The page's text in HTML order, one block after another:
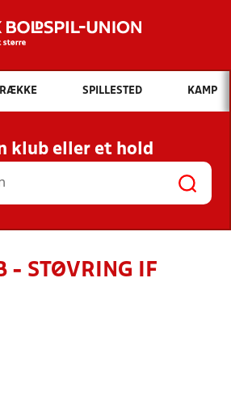
Hvad vil du søge efter?
INDHOLD OG NYHEDER
KLUBBER OG
HOLD
RÆKKE SPILLESTED KAMP
klub eller et hold
- STØVRING IF